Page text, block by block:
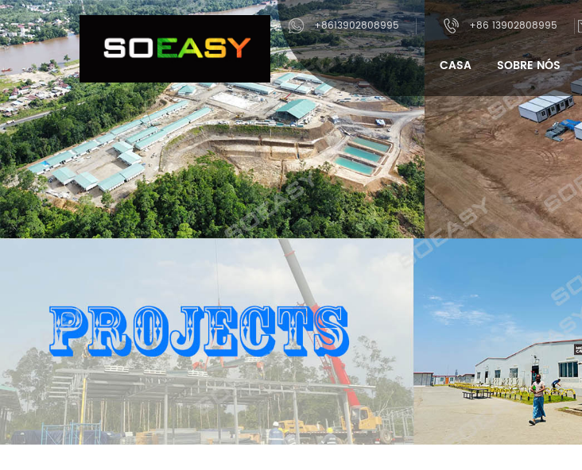
+8613902808995 +86 13902808995
CASA SOBRE NÓS